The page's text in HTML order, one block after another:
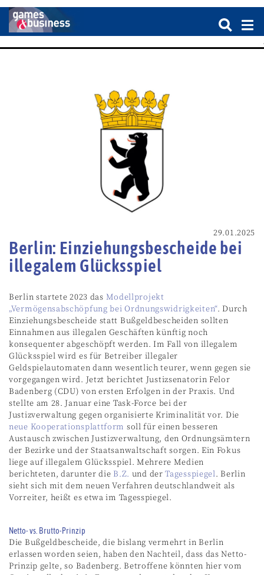
29.01.2025
Berlin: Einziehungsbescheide bei
illegalem Glücksspiel
Berlin startete 2023 das Modellprojekt
„Vermögensabschöpfung bei Ordnungswidrigkeiten“. Durch
Einziehungsbescheide statt Bußgeldbescheiden sollten
Einnahmen aus illegalen Geschäften künftig noch
konsequenter abgeschöpft werden. Im Fall von illegalem
Glücksspiel wird es für Betreiber illegaler
Geldspielautomaten dann wesentlich teurer, wenn gegen sie
vorgegangen wird. Jetzt berichtet Justizsenatorin Felor
Badenberg (CDU) von ersten Erfolgen in der Praxis. Und
stellte am 28. Januar eine Task-Force bei der
Justizverwaltung gegen organisierte Kriminalität vor. Die
neue Kooperationsplattform soll für einen besseren
Austausch zwischen Justizverwaltung, den Ordnungsämtern
der Bezirke und der Staatsanwaltschaft sorgen. Ein Fokus
liege auf illegalem Glücksspiel. Mehrere Medien
berichteten, darunter die B.Z. und derTagesspiegel. Berlin
sieht sich mit dem neuen Verfahren deutschlandweit als
Vorreiter, heißt es etwa im Tagesspiegel.
Netto- vs. Brutto-Prinzip
Die Bußgeldbescheide, die bislang vermehrt in Berlin
erlassen worden seien, haben den Nachteil, dass das Netto-
Prinzip gelte, so Badenberg. Betroffene könnten hier vom